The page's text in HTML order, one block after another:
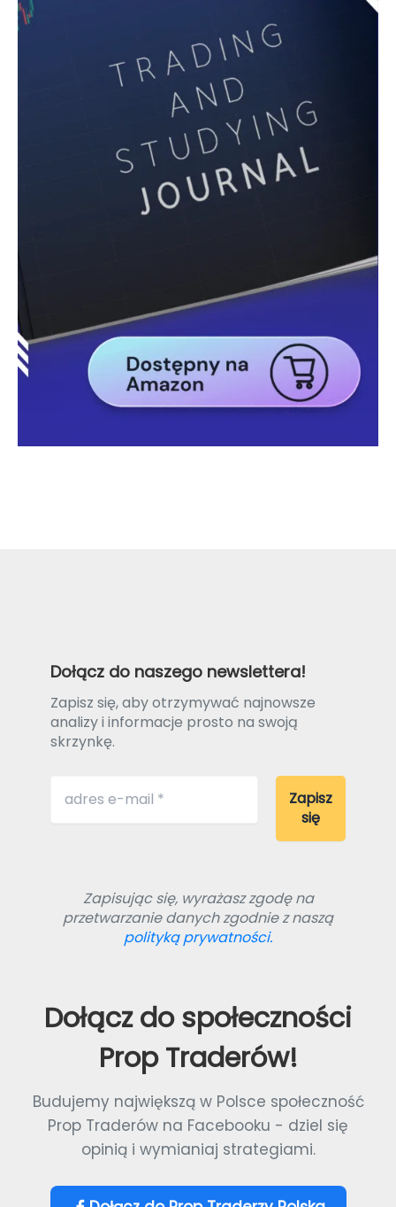
Dołącz do naszego newslettera!
Zapisz się, aby otrzymywać najnowsze
analizy i informacje prosto na swoją
skrzynkę.
Zapisując się, wyrażasz zgodę na
przetwarzanie danych zgodnie z naszą
polityką prywatności.
Dołącz do społeczności
Prop Traderów!
Budujemy największą w Polsce społeczność
Prop Traderów na Facebooku - dziel się
opinią i wymianiaj strategiami.